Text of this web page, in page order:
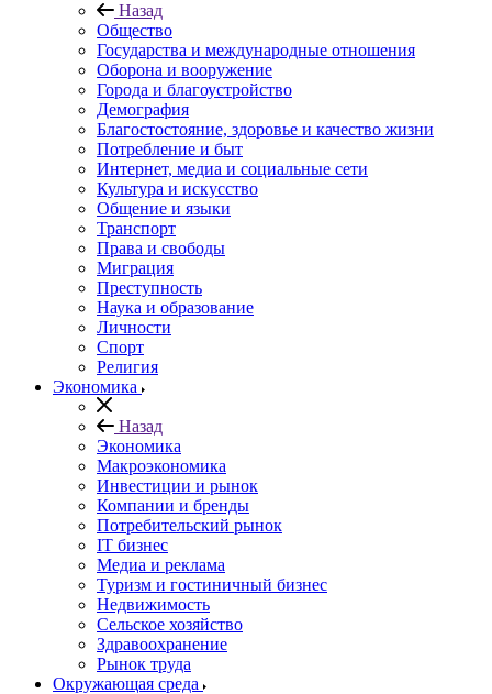
Назад
Общество
Государства и международные отношения
Оборона и вооружение
Города и благоустройство
Демография
Благостостояние, здоровье и качество жизни
Потребление и быт
Интернет, медиа и социальные сети
Культура и искусство
Общение и языки
Транспорт
Права и свободы
Миграция
Преступность
Наука и образование
Личности
Спорт
Религия
Экономика
Назад
Экономика
Макроэкономика
Инвестиции и рынок
Компании и бренды
Потребительский рынок
IT бизнес
Медиа и реклама
Туризм и гостиничный бизнес
Недвижимость
Сельское хозяйство
Здравоохранение
Рынок труда
Окружающая среда